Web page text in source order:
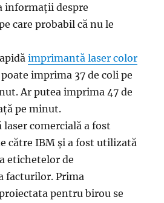
informații despre
care probabil că nu le
imprimantă laser color
imprima 37 de coli pe
Ar putea imprima 47 de
pe minut.
comercială a fost
către IBM și a fost utilizată
etichetelor de
facturilor. Prima
pentru birou se